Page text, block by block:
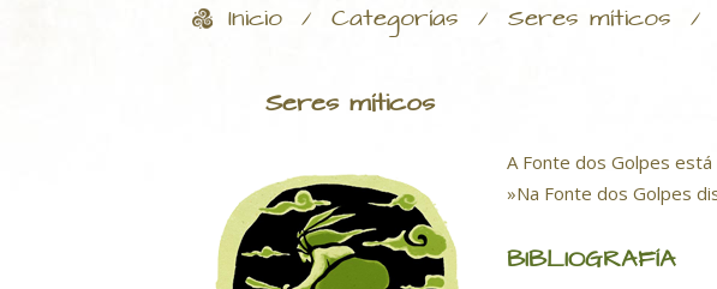
Inicio / Categorías / Seres míticos /
Seres míticos
A Fonte dos Golpes está
»Na Fonte dos Golpes
BIBLIOGRAFÍA